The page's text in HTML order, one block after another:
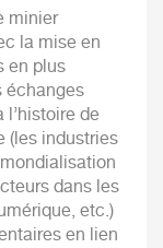
minier
la mise en
en plus
échanges
l’histoire de
(les industries
dans les
etc.)
en lien